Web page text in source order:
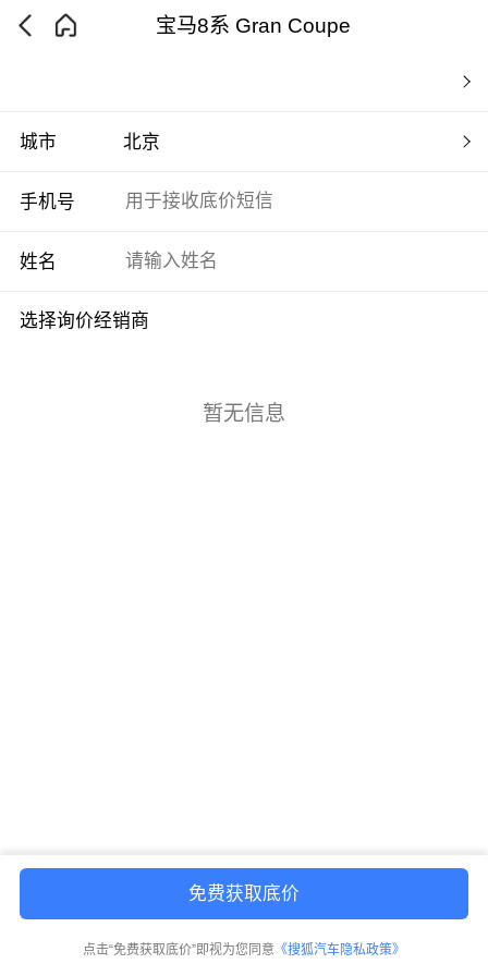
宝马8系 Gran Coupe
城市 北京
手机号
姓名
选择询价经销商
暂无信息
免费获取底价
点击“免费获取底价”即视为您同意 《搜狐汽车隐私政策》